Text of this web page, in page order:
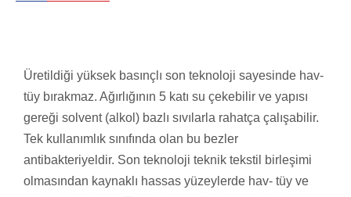
Üretildiği yüksek basınçlı son teknoloji sayesinde hav-
tüy bırakmaz. Ağırlığının 5 katı su çekebilir ve yapısı
gereği solvent (alkol) bazlı sıvılarla rahatça çalışabilir.
Tek kullanımlık sınıfında olan bu bezler
antibakteriyeldir. Son teknoloji teknik tekstil birleşimi
olmasından kaynaklı hassas yüzeylerde hav- tüy ve